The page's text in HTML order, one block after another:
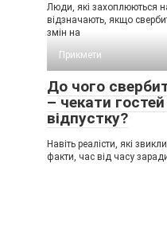
Люди, які захоплюються
відзначають, якщо
змін на
Прикмети
До чого
– чекати
відпустку?
Навіть реалісти, які
факти, час від часу